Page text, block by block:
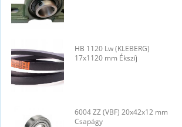
HB 1120 Lw (KLEBERG)
17x1120 mm Ékszíj
6004 ZZ (VBF) 20x42x12 mm
Csapágy